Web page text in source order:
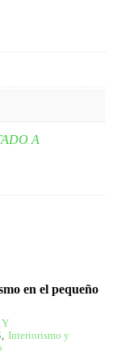
A
en el pequeño
Y
, Interiorismo y